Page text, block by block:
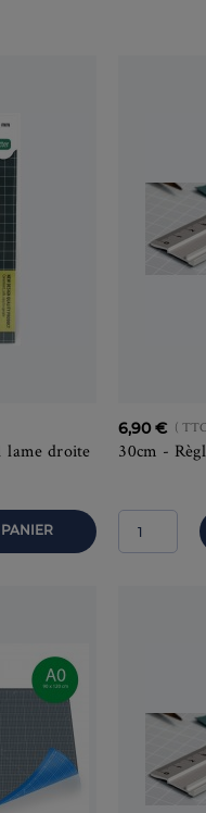
droite
PANIER
6,90 € (
30cm -